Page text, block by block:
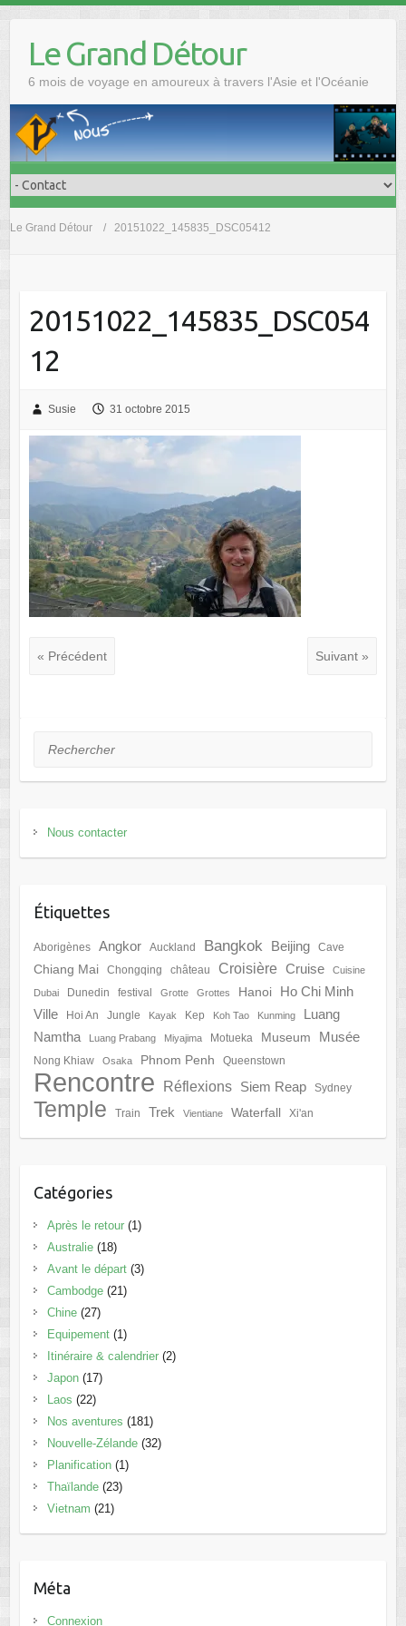
Le Grand Détour
6 mois de voyage en amoureux à travers l'Asie et l'Océanie
Le Grand Détour 20151022_145835_DSC05412
20151022_145835_DSC054
12
Susie 31 octobre 2015
« Précédent Suivant »
Rechercher
Nous contacter
Étiquettes
Aborigènes Angkor Auckland Bangkok Beijing Cave
Chiang Mai Chongqing château Croisière Cruise Cuisine
Dubai Dunedin festival Grotte Grottes Hanoi
Ho Chi Minh
Ville
Hoi An Jungle Kayak Kep Koh Tao Kunming
Luang
Namtha
Luang Prabang Miyajima Motueka Museum Musée
Nong Khiaw Osaka Phnom Penh Queenstown
Rencontre Réflexions Siem Reap Sydney
Temple Train Trek Vientiane Waterfall Xi'an
Catégories
Après le retour(1)
Australie(18)
Avant le départ(3)
Cambodge(21)
Chine(27)
Equipement(1)
Itinéraire & calendrier(2)
Japon(17)
Laos (22)
Nos aventures (181)
Nouvelle-Zélande(32)
Planification(1)
Thaïlande(23)
Vietnam (21)
Méta
Connexion